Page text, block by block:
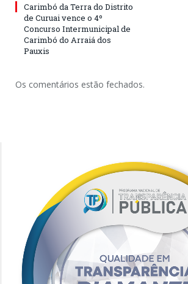
Carimbó da Terra do Distrito
de Curuai vence o 4º
Concurso Intermunicipal de
Carimbó do Arraiá dos
Pauxis
Os comentários estão fechados.